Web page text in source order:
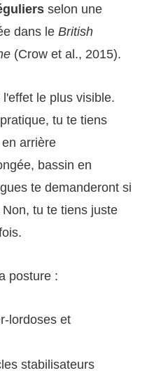
selon une
dans le British
(Crow et al., 2015).
le plus visible.
tu te tiens
arrière
bassin en
te demanderont si
tu te tiens juste
posture :
lordoses et
stabilisateurs